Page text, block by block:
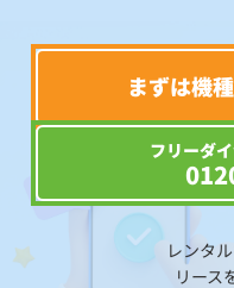
まずは機
フリーダ
レンタ
リース